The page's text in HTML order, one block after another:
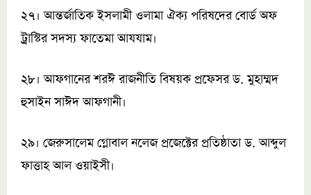
২৭। আন্তর্জাতিক ইসলামী ওলামা ঐক্য পরিষদের বোর্ড অফ
ট্রাস্টির সদস্য ফাতেমা আযযাম।
২৮। আফগানের শরঈ রাজনীতি বিষয়ক প্রফেসর ড. মুহাম্মদ
হুসাইন সাঈদ আফগানী।
২৯। জেরুসালেম গ্লোবাল নলেজ প্রজেক্টের প্রতিষ্ঠাতা ড. আব্দুল
ফাত্তাহ আল ওয়াইসী।